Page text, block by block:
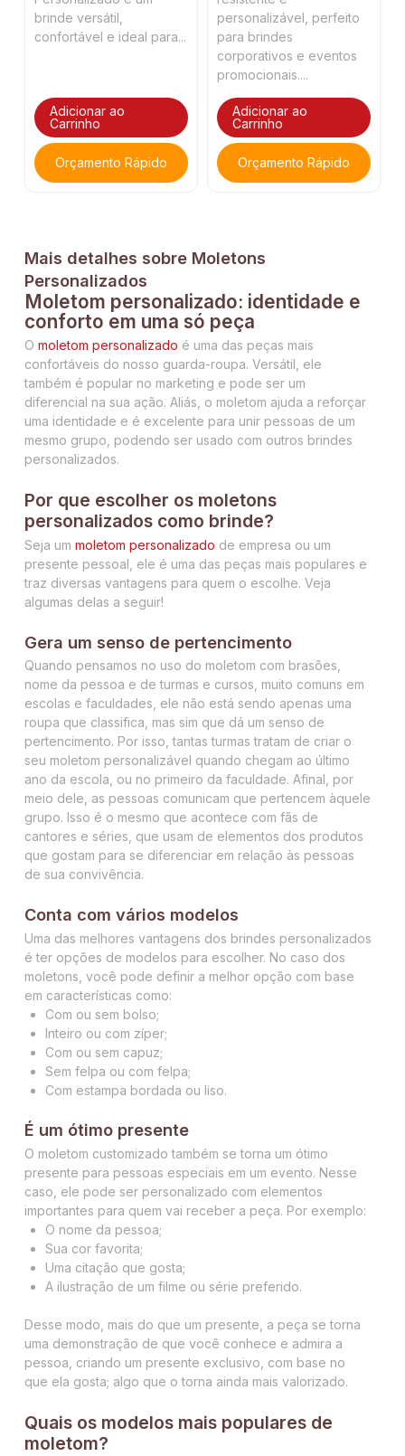
brinde versátil,
confortável e ideal para...
Adicionar ao
Carrinho
Orçamento Rápido
personalizável, perfeito
para brindes
corporativos e eventos
promocionais....
Adicionar ao
Carrinho
Orçamento Rápido
Mais detalhes sobre Moletons
Personalizados
Moletom personalizado: identidade e
conforto em uma só peça
O moletom personalizado é uma das peças mais
confortáveis do nosso guarda-roupa. Versátil, ele
também é popular no marketing e pode ser um
diferencial na sua ação. Aliás, o moletom ajuda a reforçar
uma identidade e é excelente para unir pessoas de um
mesmo grupo, podendo ser usado com outros brindes
personalizados.
Por que escolher os moletons
personalizados como brinde?
Seja um moletom personalizado de empresa ou um
presente pessoal, ele é uma das peças mais populares e
traz diversas vantagens para quem o escolhe. Veja
algumas delas a seguir!
Gera um senso de pertencimento
Quando pensamos no uso do moletom com brasões,
nome da pessoa e de turmas e cursos, muito comuns em
escolas e faculdades, ele não está sendo apenas uma
roupa que classifica, mas sim que dá um senso de
pertencimento. Por isso, tantas turmas tratam de criar o
seu moletom personalizável quando chegam ao último
ano da escola, ou no primeiro da faculdade. Afinal, por
meio dele, as pessoas comunicam que pertencem àquele
grupo. Isso é o mesmo que acontece com fãs de
cantores e séries, que usam de elementos dos produtos
que gostam para se diferenciar em relação às pessoas
de sua convivência.
Conta com vários modelos
Uma das melhores vantagens dos brindes personalizados
é ter opções de modelos para escolher. No caso dos
moletons, você pode definir a melhor opção com base
em características como:
Com ou sem bolso;
Inteiro ou com zíper;
Com ou sem capuz;
Sem felpa ou com felpa;
Com estampa bordada ou liso.
É um ótimo presente
O moletom customizado também se torna um ótimo
presente para pessoas especiais em um evento. Nesse
caso, ele pode ser personalizado com elementos
importantes para quem vai receber a peça. Por exemplo:
O nome da pessoa;
Sua cor favorita;
Uma citação que gosta;
A ilustração de um filme ou série preferido.
Desse modo, mais do que um presente, a peça se torna
uma demonstração de que você conhece e admira a
pessoa, criando um presente exclusivo, com base no
que ela gosta; algo que o torna ainda mais valorizado.
Quais os modelos mais populares de
moletom?